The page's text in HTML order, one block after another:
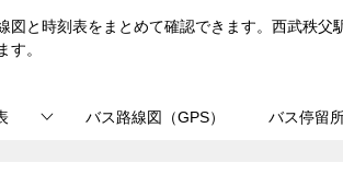
図と時刻表をまとめて確認できます。西武秩父
す。
バス路線図（GPS） バス停留